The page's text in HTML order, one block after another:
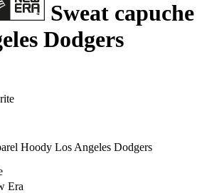
Sweat capuche
Dodgers
Hoody Los Angeles Dodgers
Era